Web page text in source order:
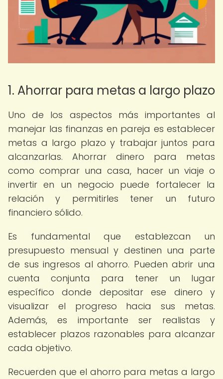
1. Ahorrar para metas a largo plazo
Uno de los aspectos más importantes al
manejar las finanzas en pareja es establecer
metas a largo plazo y trabajar juntos para
alcanzarlas. Ahorrar dinero para metas
como comprar una casa, hacer un viaje o
invertir en un negocio puede fortalecer la
relación y permitirles tener un futuro
financiero sólido.
Es fundamental que establezcan un
presupuesto mensual y destinen una parte
de sus ingresos al ahorro. Pueden abrir una
cuenta conjunta para tener un lugar
específico donde depositar ese dinero y
visualizar el progreso hacia sus metas.
Además, es importante ser realistas y
establecer plazos razonables para alcanzar
cada objetivo.
Recuerden que el ahorro para metas a largo